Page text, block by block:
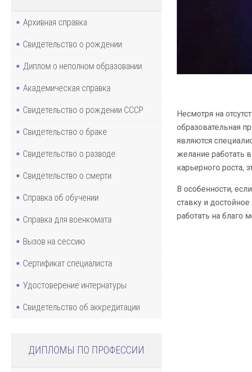
Архивная справка
Свидетельство о рождении
Диплом о неполном образовании
Академическая справка
Свидетельство о рождении СССР
Свидетельство о браке
Свидетельство о разводе
Свидетельство о смерти
Справка об обучении
Справка для военкомата
Вызов на сессию
Сертификат специалиста
Удостоверение интернатуры
Свидетельство об аккредитации
ДИПЛОМЫ ПО ПРОФЕССИИ
Несмотря на
образовательная
являются
желание работать
карьерного роста,
В особенности,
ставку и
работать на благо